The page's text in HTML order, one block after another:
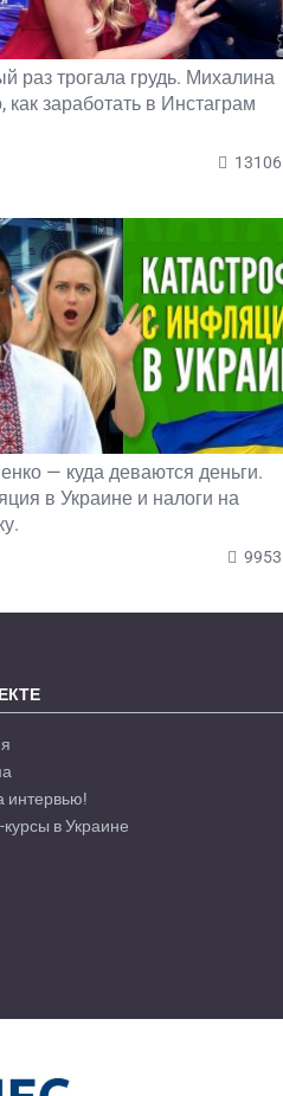
раз трогала грудь. Михалина
как заработать в Инстаграм
13106
— куда деваются деньги.
в Украине и налоги на
9953
интервью!
курсы в Украине